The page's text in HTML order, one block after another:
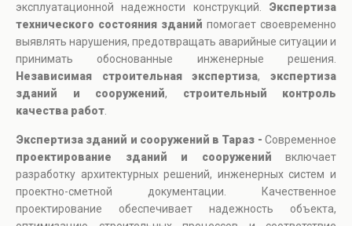
эксплуатационной надежности конструкций. Экспертиза
технического состояния зданий помогает своевременно
выявлять нарушения, предотвращать аварийные ситуации и
принимать обоснованные инженерные решения.
Независимая строительная экспертиза,экспертиза
зданий и сооружений, строительный контроль
качества работ
Экспертиза зданий и сооружений в Тараз - Современное
проектирование зданий и сооружений включает
разработку архитектурных решений, инженерных систем и
проектно-сметной документации. Качественное
проектирование обеспечивает надежность объекта,